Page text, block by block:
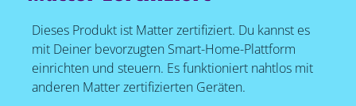
Dieses Produkt ist Matter zertifiziert. Du kannst es
mit Deiner bevorzugten Smart-Home-Plattform
einrichten und steuern. Es funktioniert nahtlos mit
anderen Matter zertifizierten Geräten.